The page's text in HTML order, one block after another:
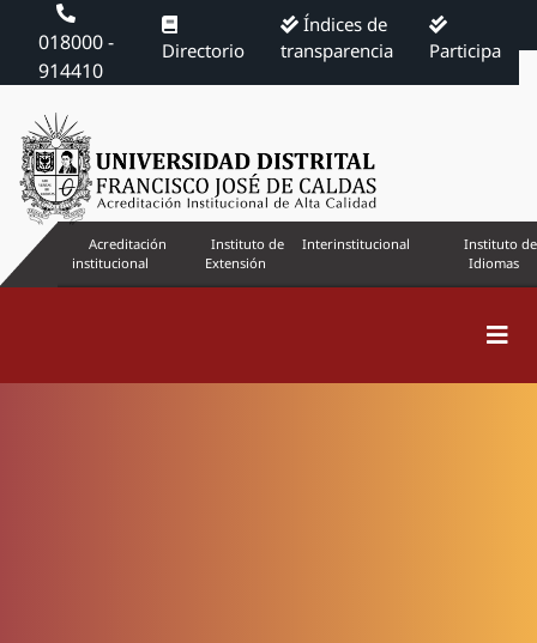
018000 -
914410
Directorio
Índices de
transparencia
Participa
Acreditación
institucional
Instituto de
Extensión
Interinstitucional
Instituto de
Idiomas